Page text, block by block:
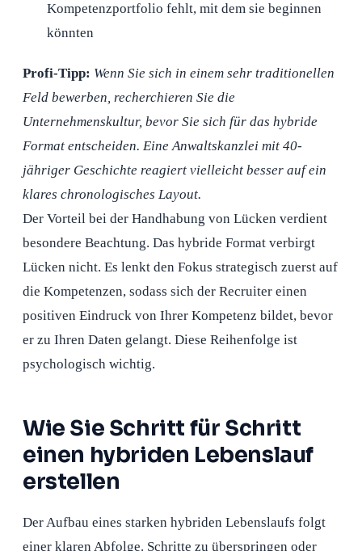
Kompetenzportfolio fehlt, mit dem sie beginnen
könnten
Profi-Tipp: Wenn Sie sich in einem sehr traditionellen
Feld bewerben, recherchieren Sie die
Unternehmenskultur, bevor Sie sich für das hybride
Format entscheiden. Eine Anwaltskanzlei mit 40-
jähriger Geschichte reagiert vielleicht besser auf ein
klares chronologisches Layout.
Der Vorteil bei der Handhabung von Lücken verdient
besondere Beachtung. Das hybride Format verbirgt
Lücken nicht. Es lenkt den Fokus strategisch zuerst auf
die Kompetenzen, sodass sich der Recruiter einen
positiven Eindruck von Ihrer Kompetenz bildet, bevor
er zu Ihren Daten gelangt. Diese Reihenfolge ist
psychologisch wichtig.
Wie Sie Schritt für Schritt
einen hybriden Lebenslauf
erstellen
Der Aufbau eines starken hybriden Lebenslaufs folgt
einer klaren Abfolge. Schritte zu überspringen oder